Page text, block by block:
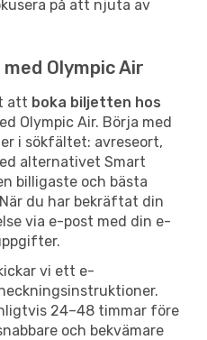
på att njuta av
Olympic Air
att boka biljetten hos
Olympic Air. Börja med
i sökfältet: avreseort,
alternativet Smart
billigaste och bästa
du har bekräftat din
via e-post med din e-
vi ett e-
24–48 timmar före
och bekvämare